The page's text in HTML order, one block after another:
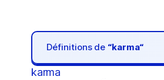
Définitions de “karma“
karma